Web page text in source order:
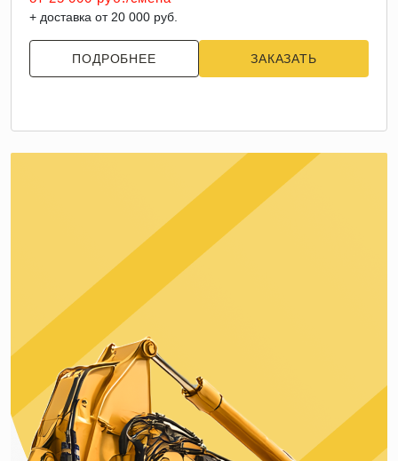
+ доставка от 20 000 руб.
ПОДРОБНЕЕ ЗАКАЗАТЬ